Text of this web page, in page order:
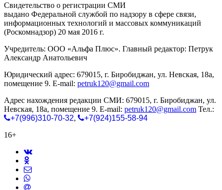
Свидетельство о регистрации СМИ
выдано Федеральной службой по надзору в сфере связи,
информационных технологий и массовых коммуникаций
(Роскомнадзор) 20 мая 2016 г.
Учредитель: ООО «Альфа Плюс». Главный редактор: Петрук
Александр Анатольевич
Юридический адрес: 679015, г. Биробиджан, ул. Невская, 18а,
помещение 9. E-mail: petruk120@gmail.com
Адрес нахождения редакции СМИ: 679015, г. Биробиджан, ул.
Невская, 18а, помещение 9. E-mail: petruk120@gmail.com Тел.:
+7(996)310-70-32,
+7(924)155-58-94
16+